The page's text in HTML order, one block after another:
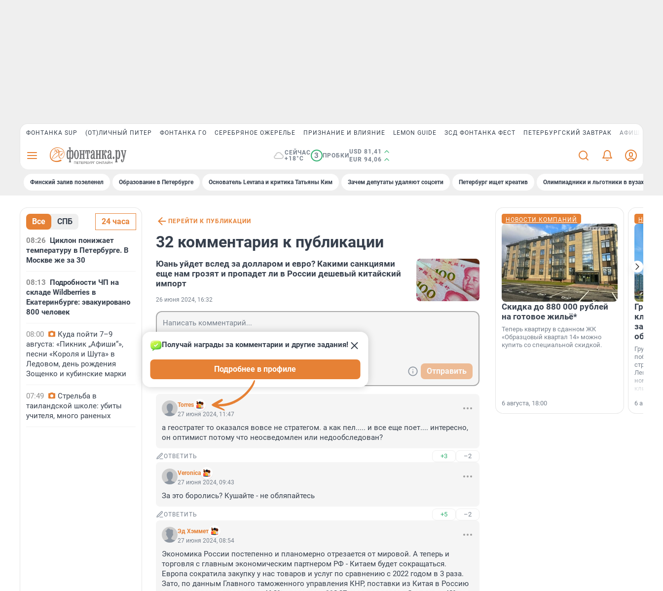
ФОНТАНКА SUP (ОТ)ЛИЧНЫЙ ПИТЕР ФОНТАНКА ГО СЕРЕБРЯНОЕ ОЖЕРЕЛЬЕ ПРИЗНАНИЕ И ВЛИЯНИЕ LEMON GUIDE ЗСД ФОНТАНКА ФЕСТ ПЕТЕРБУРГСКИЙ ЗАВТРАК АФИША PLUS
СЕЙЧАС
+18°C
3 ПРОБКИ
USD 81,41
EUR 94,06
Финский залив позеленел Образование в Петербурге Основатель Levrana и критика Татьяны Ким Зачем депутаты удаляют соцсети Петербург ищет креатив Олимпиадники и льготники в вузах СПб
Все СПБ 24 часа
08:26 Циклон понижает
температуру в Петербурге. В
Москве же за 30
08:13 Подробности ЧП на
складе Wildberries в
Екатеринбурге: эвакуировано
800 человек
08:00
Куда пойти 7–9
августа: «Пикник „Афиши“»,
песни «Короля и Шута» в
Ледовом, день рождения
Зощенко и кубинские марки
07:49
Стрельба в
таиландской школе: убиты
учителя, много раненых
ПЕРЕЙТИ К ПУБЛИКАЦИИ
32 комментария к публикации
Юань уйдет вслед за долларом и евро? Какими санкциями
еще нам грозят и пропадет ли в России дешевый китайский
импорт
26 июня 2024, 16:32
Отправить
Torres
Получай награды за комментарии и другие задания!
Подробнее в профиле
27 июня 2024, 11:47
а геостратег то оказался вовсе не стратегом. а как пел..... и все еще поет.... интересно,
он оптимист потому что неосведомлен или недообследован?
ОТВЕТИТЬ +3 –2
Veronica
27 июня 2024, 09:43
За это боролись? Кушайте - не обляпайтесь
ОТВЕТИТЬ +5 –2
Эд Хэммет
27 июня 2024, 08:54
Экономика России постепенно и планомерно отрезается от мировой. А теперь и
торговля с главным экономическим партнером РФ - Китаем будет сокращаться.
Европа сократила закупку у нас товаров и услуг по сравнению с 2022 годом в 3 раза.
Зато, по данным Главного таможенного управления КНР, поставки из Китая в Россию
НОВОСТИ КОМПАНИЙ
Скидка до 880 000 рублей
на готовое жильё*
Теперь квартиру в сданном ЖК
«Образцовый квартал 14» можно
купить со специальной скидкой.
6 августа, 18:00
Группа
области».
6